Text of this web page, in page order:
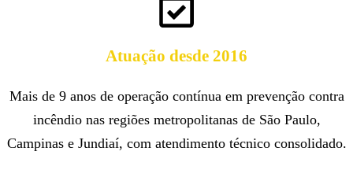
Atuação desde 2016
Mais de 9 anos de operação contínua em prevenção contra
incêndio nas regiões metropolitanas de São Paulo,
Campinas e Jundiaí, com atendimento técnico consolidado.